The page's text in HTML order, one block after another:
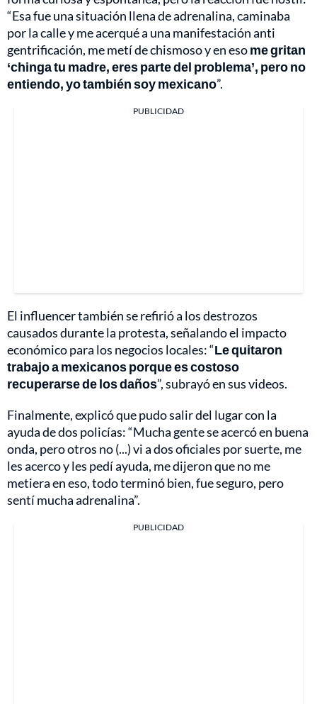
“Esa fue una situación llena de adrenalina, caminaba
por la calle y me acerqué a una manifestación anti
gentrificación, me metí de chismoso y en esome gritan
‘chinga tu madre, eres parte del problema’, pero no
entiendo, yo también soy mexicano”.
PUBLICIDAD
El influencer también se refirió a los destrozos
causados durante la protesta, señalando el impacto
económico para los negocios locales: “Le quitaron
trabajo a mexicanos porque es costoso
recuperarse de los daños”, subrayó en sus videos.
Finalmente, explicó que pudo salir del lugar con la
ayuda de dos policías: “Mucha gente se acercó en buena
onda, pero otros no (...) vi a dos oficiales por suerte, me
les acerco y les pedí ayuda, me dijeron que no me
metiera en eso, todo terminó bien, fue seguro, pero
sentí mucha adrenalina”.
PUBLICIDAD